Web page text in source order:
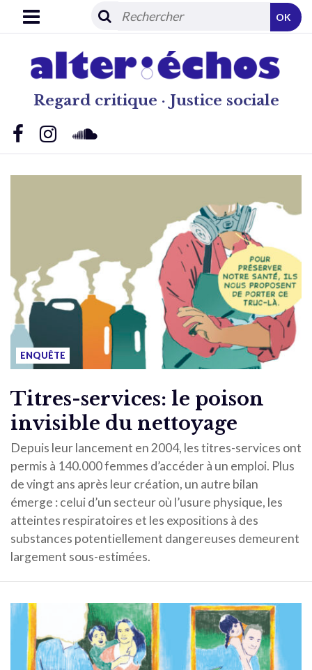
Regard critique · Justice sociale
OK
ENQUÊTE
Titres-services: le poison
invisible du nettoyage
Depuis leur lancement en 2004, les titres-services ont
permis à 140.000 femmes d’accéder à un emploi. Plus
de vingt ans après leur création, un autre bilan
émerge : celui d’un secteur où l’usure physique, les
atteintes respiratoires et les expositions à des
substances potentiellement dangereuses demeurent
largement sous-estimées.